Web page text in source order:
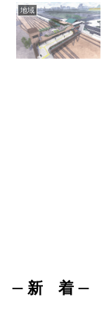
地域
ー 新 着 ー